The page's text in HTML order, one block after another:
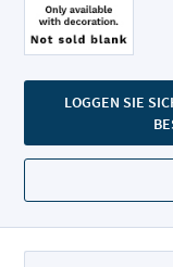
LOGGEN SIE